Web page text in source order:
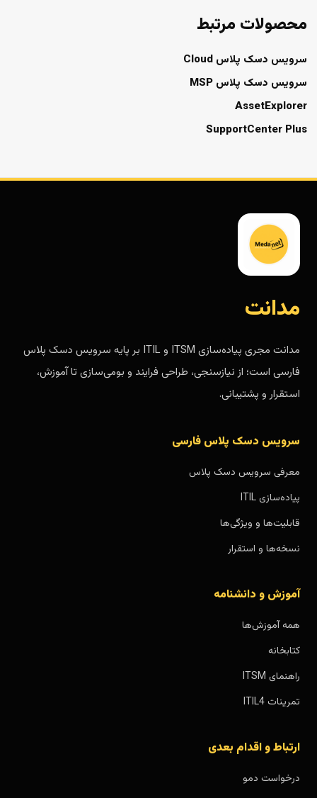
محصولات مرتبط
سرویس دسک پلاس Cloud
سرویس دسک پلاس MSP
AssetExplorer
SupportCenter Plus
مدانت
مدانت مجری پیاده‌سازی ITSM و ITIL بر پایه سرویس دسک پلاس
فارسی است؛ از نیازسنجی، طراحی فرایند و بومی‌سازی تا آموزش،
استقرار و پشتیبانی.
سرویس دسک پلاس فارسی
معرفی سرویس دسک پلاس
پیاده‌سازی ITIL
قابلیت‌ها و ویژگی‌ها
نسخه‌ها و استقرار
آموزش و دانشنامه
همه آموزش‌ها
کتابخانه
راهنمای ITSM
تمرینات ITIL4
ارتباط و اقدام بعدی
درخواست دمو